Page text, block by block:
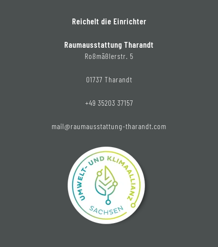
Reichelt die Einrichter
Raumausstattung Tharandt
Roßmäßlerstr. 5
01737 Tharandt
+49 35203 37157
mail@raumausstattung-tharandt.com